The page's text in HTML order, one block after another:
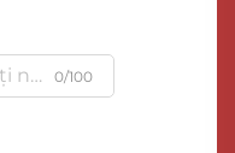
0/100